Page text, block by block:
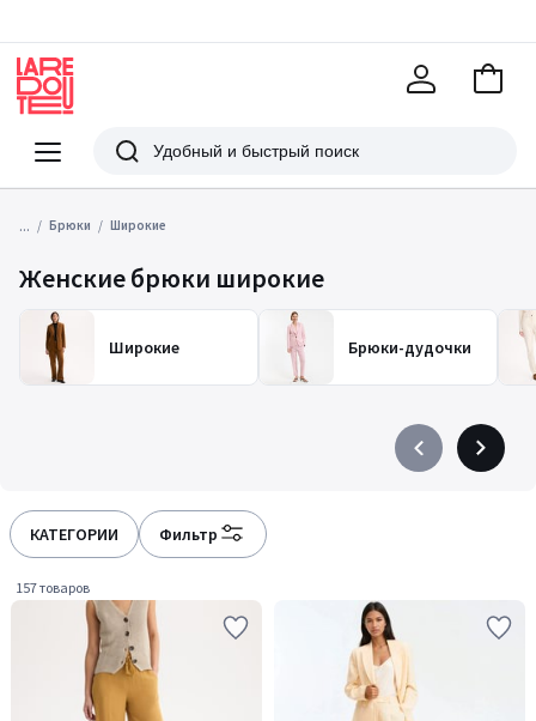
Меню
Redoute
Поиск
В
... Брюки Широкие
Женские брюки широкие
Широкие Брюки-дудочки
PrécédentSuivant
КАТЕГОРИИ Фильтр
157 товаров